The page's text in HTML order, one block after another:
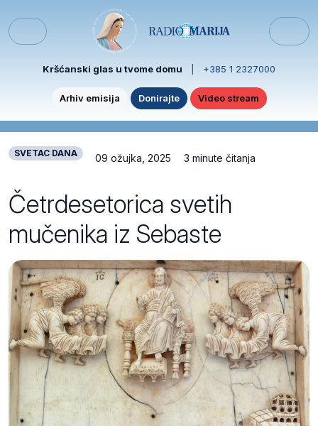
Menu
Kršćanski glas u tvome domu +385 1 2327000
Arhiv emisija Donirajte Video stream
SVETAC DANA 09 ožujka, 2025 3 minute čitanja
Četrdesetorica svetih
mučenika iz Sebaste